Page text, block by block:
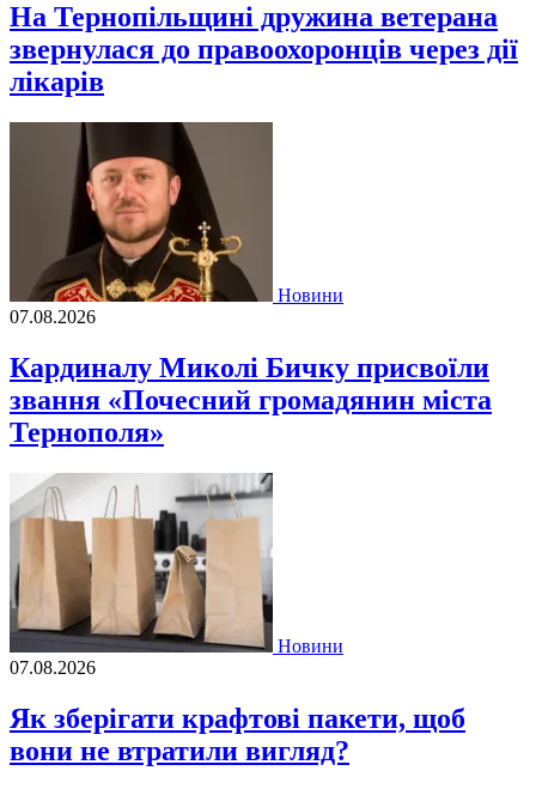
На Тернопільщині дружина ветерана
звернулася до правоохоронців через дії
лікарів
Новини
07.08.2026
Кардиналу Миколі Бичку присвоїли
звання «Почесний громадянин міста
Тернополя»
Новини
07.08.2026
Як зберігати крафтові пакети, щоб
вони не втратили вигляд?